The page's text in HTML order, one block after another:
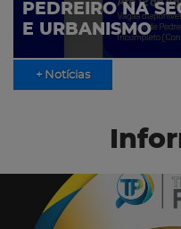
PEDREIRO NA
E URBANISMO
+ Notícias